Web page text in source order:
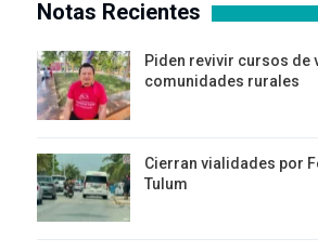
Notas Recientes
Piden revivir cursos de
comunidades rurales
Cierran vialidades por
Tulum